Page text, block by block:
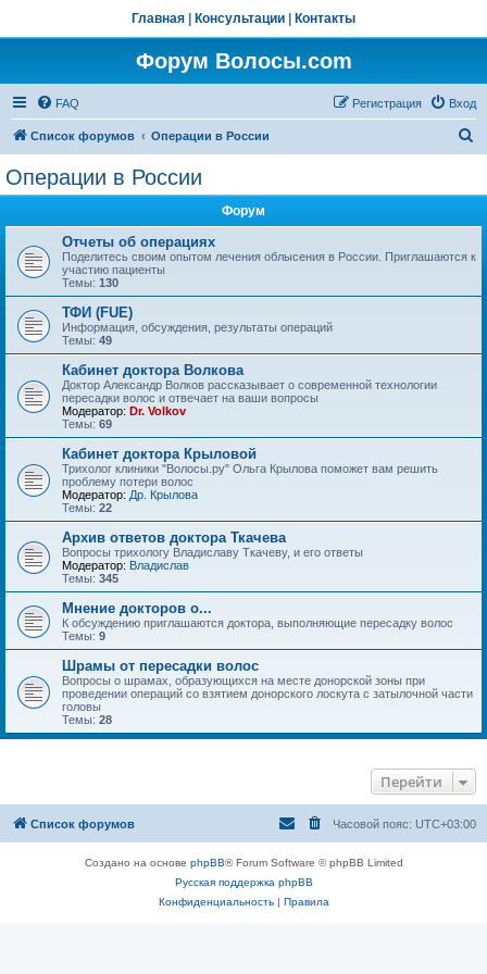
Главная Консультации Контакты
Форум Волосы.com
FAQ Вход
Регистрация
Список форумов Операции в России
Операции в России
Форум
Отчеты об операциях
Поделитесь своим опытом лечения облысения в России. Приглашаются к
участию пациенты
Темы: 130
ТФИ (FUE)
Информация, обсуждения, результаты операций
Темы: 49
Кабинет доктора Волкова
Доктор Александр Волков рассказывает о современной технологии
пересадки волос и отвечает на ваши вопросы
Модератор: Dr. Volkov
Темы: 69
Кабинет доктора Крыловой
Трихолог клиники "Волосы.ру" Ольга Крылова поможет вам решить
проблему потери волос
Модератор: Др. Крылова
Темы: 22
Архив ответов доктора Ткачева
Вопросы трихологу Владиславу Ткачеву, и его ответы
Модератор: Владислав
Темы: 345
Мнение докторов о...
К обсуждению приглашаются доктора, выполняющие пересадку волос
Темы: 9
Шрамы от пересадки волос
Вопросы о шрамах, образующихся на месте донорской зоны при
проведении операций со взятием донорского лоскута с затылочной части
головы
Темы: 28
Перейти
Список форумов Часовой пояс: UTC+03:00
Создано на основе phpBB® Forum Software © phpBB Limited
Русская поддержка phpBB
Конфиденциальность| Правила